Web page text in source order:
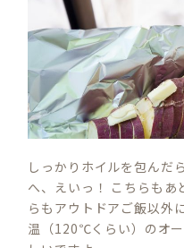
しっかりホイルを包んだ
へ、えいっ！ こちらもあ
らもアウトドアご飯以外
温（120℃くらい）のオ